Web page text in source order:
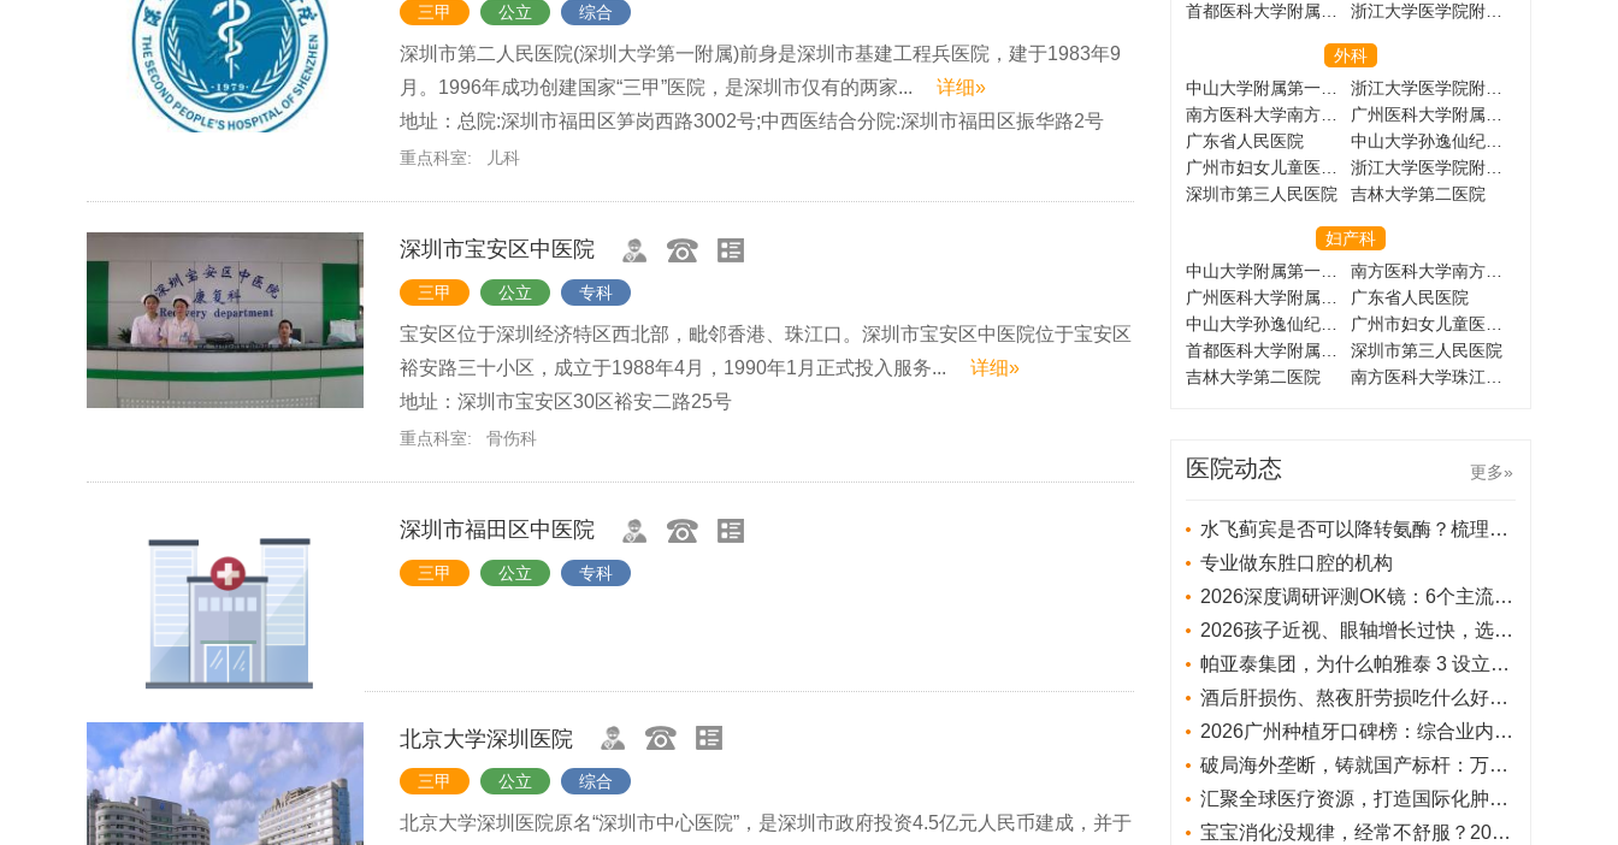
三甲 公立 综合
深圳市第二人民医院(深圳大学第一附属)前身是深圳市基建工程兵医院，建于1983年9
月。1996年成功创建国家“三甲”医院，是深圳市仅有的两家... 详细»
地址：总院:深圳市福田区笋岗西路3002号;中西医结合分院:深圳市福田区振华路2号
重点科室: 儿科
深圳市宝安区中医院
三甲 公立 专科
宝安区位于深圳经济特区西北部，毗邻香港、珠江口。深圳市宝安区中医院位于宝安区
裕安路三十小区，成立于1988年4月，1990年1月正式投入服务... 详细»
地址：深圳市宝安区30区裕安二路25号
重点科室: 骨伤科
深圳市福田区中医院
三甲 公立 专科
北京大学深圳医院
三甲 公立 综合
北京大学深圳医院原名“深圳市中心医院”，是深圳市政府投资4.5亿元人民币建成，并于
外科
广东省人民医院
深圳市第三人民医院
吉林大学第二医院
妇产科
广东省人民医院
深圳市第三人民医院
吉林大学第二医院
医院动态 更多»
水飞蓟宾是否可以降转氨酶？梳理水飞蓟各大品牌，看看哪款综合效果更佳
专业做东胜口腔的机构
2026深度调研评测OK镜：6个主流推荐品牌谁更懂中国孩子的角膜？
2026孩子近视、眼轴增长过快，选什么护眼防控设备品牌比较好
​帕亚泰集团，为什么帕雅泰 3 设立直属市场部，完全不与中介、代理合作？
酒后肝损伤、熬夜肝劳损吃什么好？进口护肝片哪个牌子效果最好？2026十大护肝片品牌评测：肝代谢异常多人群选型实操攻略
2026广州种植牙口碑榜：综合业内评分与患者真实满意度
破局海外垄断，铸就国产标杆：万益蓝WONDERLAB的益生菌全链科研突围之路
汇聚全球医疗资源，打造国际化肿瘤诊疗平台——河北一洲肿瘤医院国际部正式启幕
宝宝消化没规律，经常不舒服？2026儿童消化紊乱全解析：认准产酪酸菌才是对因首选